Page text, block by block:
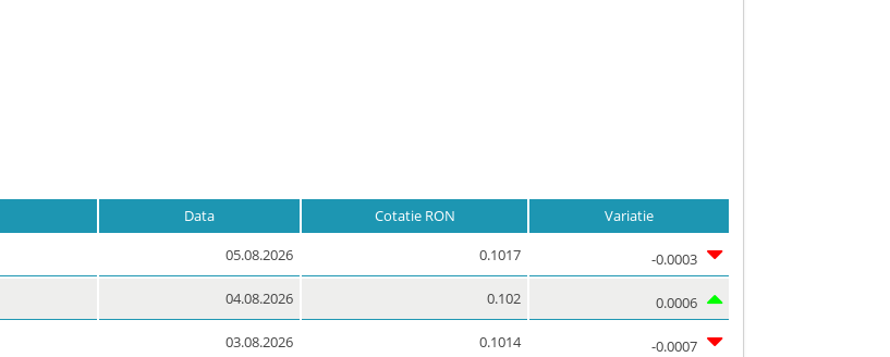
Data Cotatie RON Variatie
05.08.2026 0.1017 -0.0003
04.08.2026 0.102 0.0006
03.08.2026 0.1014 -0.0007